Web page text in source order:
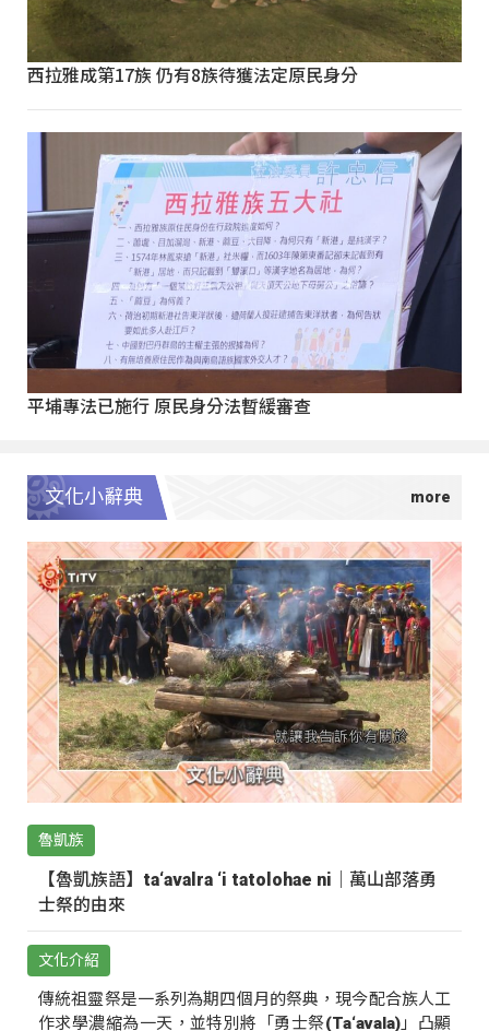
西拉雅成第17族 仍有8族待獲法定原民身分
平埔專法已施行 原民身分法暫緩審查
文化小辭典
魯凱族
【魯凱族語】ta‘avalra ‘i tatolohae ni｜萬山部落勇
士祭的由來
文化介紹
傳統祖靈祭是一系列為期四個月的祭典，現今配合族人工
作求學濃縮為一天，並特別將「勇士祭(Ta‘avala)」凸顯